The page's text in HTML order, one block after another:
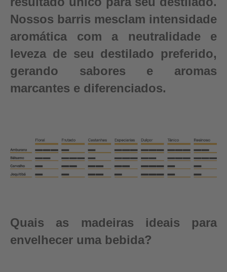
Nossos barris mesclam intensidade
aromática com a neutralidade e
leveza de seu destilado preferido,
gerando sabores e aromas
marcantes e diferenciados.
Quais as madeiras ideais para
envelhecer uma bebida?